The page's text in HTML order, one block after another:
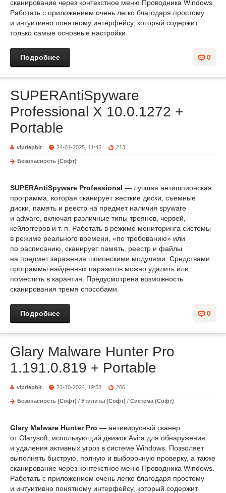
сканирование через контекстное меню Проводника Windows.
Работать с приложением очень легко благодаря простому
и интуитивно понятному интерфейсу, который содержит
только самые основные настройки.
0
Подробнее
SUPERAntiSpyware
Professional X 10.0.1272 +
Portable
vipdepbit 24-01-2025, 11:45 213
Безопасность (Софт)
SUPERAntiSpyware Professional — лучшая антишпионская
программа, которая сканирует жесткие диски, съемные
диски, память и реестр на предмет наличия spyware
и adware, включая различные типы троянов, червей,
кейлоггеров и т. п. Работать в режиме мониторинга системы
в режиме реального времени, «по требованию» или
по расписанию, сканирует память, реестр и файлы
на предмет заражения шпионскими модулями. Средствами
программы найденных паразитов можно удалить или
поместить в карантин. Предусмотрена возможность
сканирования тремя способами.
0
Подробнее
Glary Malware Hunter Pro
1.191.0.819 + Portable
vipdepbit 21-10-2024, 19:53 206
Безопасность (Софт) / Утилиты (Софт) / Система (Софт)
Glary Malware Hunter Pro — антивирусный сканер
от Glarysoft, использующий движок Avira для обнаружения
и удаления активных угроз в системе Windows. Позволяет
выполнять быструю, полную и выборочную проверку, а также
сканирование через контекстное меню Проводника Windows.
Работать с приложением очень легко благодаря простому
и интуитивно понятному интерфейсу, который содержит